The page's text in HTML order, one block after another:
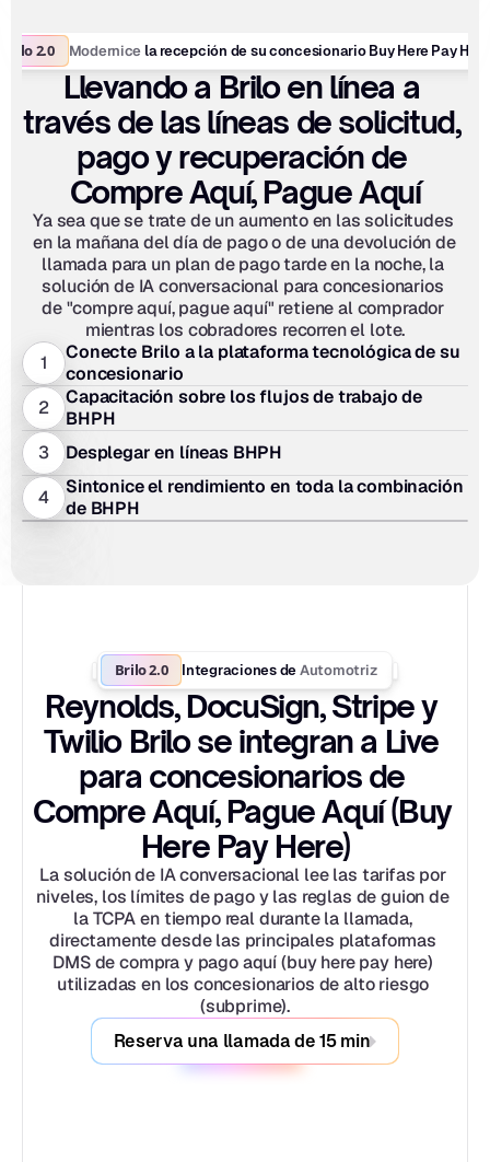
Brilo 2.0 Modernice la recepción de su concesionario Buy Here Pay Here
Llevando a Brilo en línea a
través de las líneas de solicitud,
pago y recuperación de
Compre Aquí, Pague Aquí
Ya sea que se trate de un aumento en las solicitudes
en la mañana del día de pago o de una devolución de
llamada para un plan de pago tarde en la noche, la
solución de IA conversacional para concesionarios
de "compre aquí, pague aquí" retiene al comprador
mientras los cobradores recorren el lote.
1
Conecte Brilo a la plataforma tecnológica de su
concesionario
2
Capacitación sobre los flujos de trabajo de
BHPH
3
Desplegar en líneas BHPH
4
Sintonice el rendimiento en toda la combinación
de BHPH
Brilo 2.0 Integraciones de Automotriz
Reynolds, DocuSign, Stripe y
Twilio Brilo se integran a Live
para concesionarios de
Compre Aquí, Pague Aquí (Buy
Here Pay Here)
La solución de IA conversacional lee las tarifas por
niveles, los límites de pago y las reglas de guion de
la TCPA en tiempo real durante la llamada,
directamente desde las principales plataformas
DMS de compra y pago aquí (buy here pay here)
utilizadas en los concesionarios de alto riesgo
(subprime).
Reserva una llamada de 15 min